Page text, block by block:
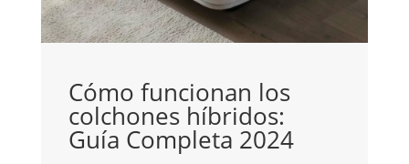
Cómo funcionan los
colchones híbridos:
Guía Completa 2024